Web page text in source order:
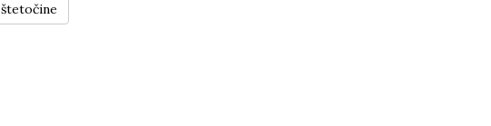
štetočine